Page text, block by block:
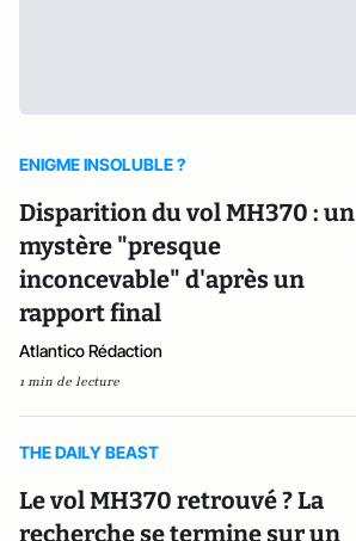
ENIGME INSOLUBLE ?
Disparition du vol MH370 : un
mystère "presque
inconcevable" d'après un
rapport final
Atlantico Rédaction
1 min de lecture
THE DAILY BEAST
Le vol MH370 retrouvé ? La
recherche se termine sur un